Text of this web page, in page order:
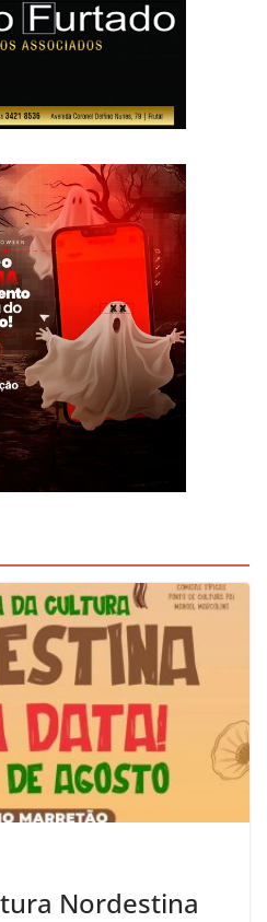
Nordestina